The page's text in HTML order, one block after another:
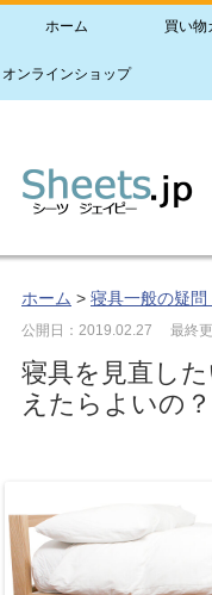
ホーム 買い物
オンラインショップ
ホーム > 寝具一般の疑問
公開日：2019.02.27 最終更
寝具を見直し
えたらよいの？